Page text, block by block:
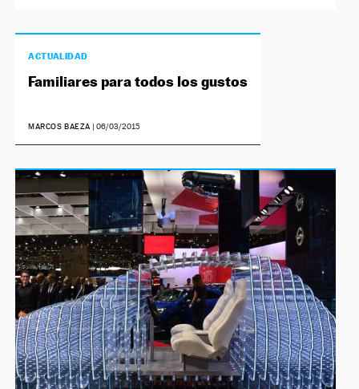
ACTUALIDAD
Familiares para todos los gustos
MARCOS BAEZA |06/03/2015